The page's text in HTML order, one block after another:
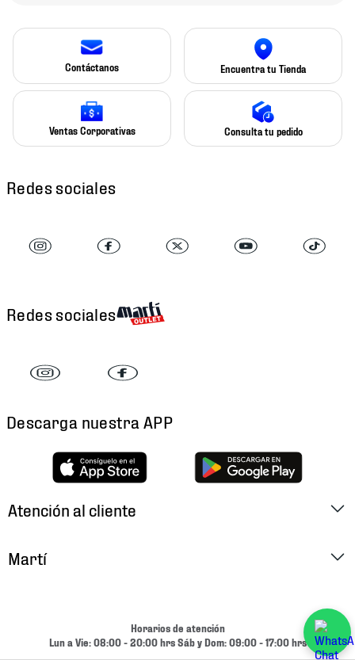
Contáctanos Encuentra tu Tienda
Ventas Corporativas Consulta tu pedido
Redes sociales
Redes sociales
Descarga nuestra APP
Atención al cliente
Cambios y Devoluciones
Martí
Horarios de atención
Lun a Vie: 08:00 - 20:00 hrs Sáb y Dom: 09:00 - 17:00 hrs